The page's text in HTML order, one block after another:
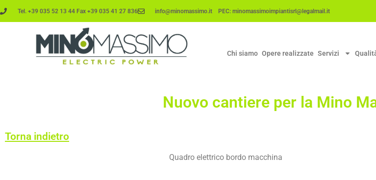
Tel. +39 035 52 13 44 Fax +39 035 41 27 836 info@minomassimo.it PEC: minomassimoimpiantisrl@legalmail.it
Chi siamo Opere realizzate Servizi
Nuovo cantiere per la Mino
Torna indietro
Quadro elettrico bordo macchina